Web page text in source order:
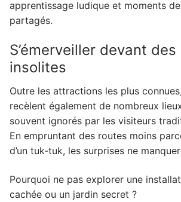
apprentissage ludique et moments
partagés.
S’émerveiller devant des
insolites
Outre les attractions les plus
recèlent également de nombreux
souvent ignorés par les visiteurs
En empruntant des routes moins
d’un tuk-tuk, les surprises ne
Pourquoi ne pas explorer une
cachée ou un jardin secret ?